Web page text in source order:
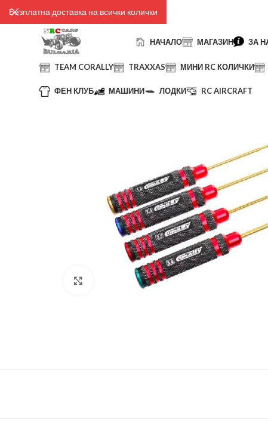
НАЧАЛО МАГАЗИН ЗА
TEAM CORALLY TRAXXAS МИНИ RC КОЛИЧКИ
ФЕН КЛУБ МАШИНИ ЛОДКИ RC AIRCRAFT
Click to enlarge
Безплатна доставка на всички колички